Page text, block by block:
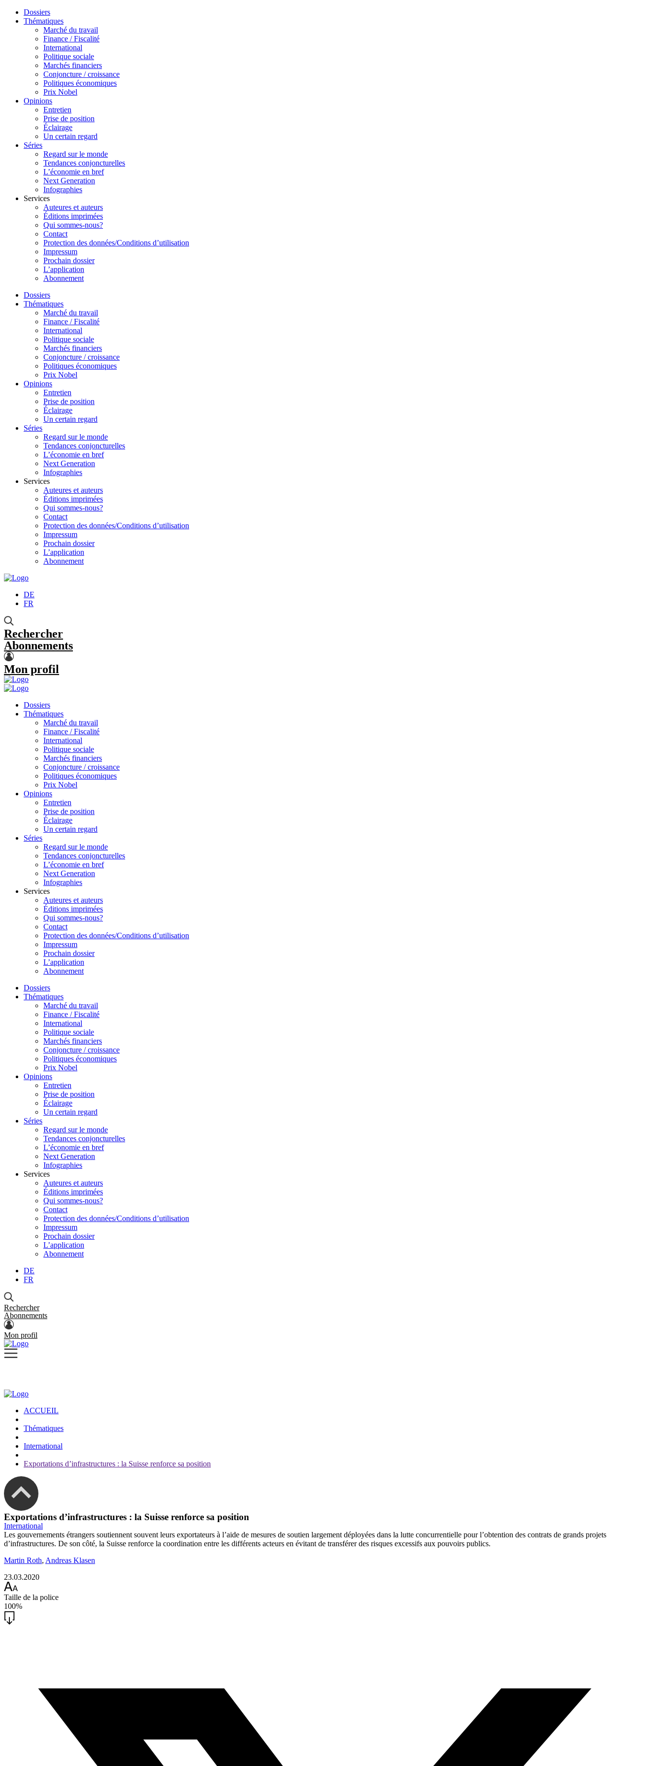
Dossiers
Thématiques
Marché du travail
Finance / Fiscalité
International
Politique sociale
Marchés financiers
Conjoncture / croissance
Politiques économiques
Prix Nobel
Opinions
Entretien
Prise de position
Éclairage
Un certain regard
Séries
Regard sur le monde
Tendances conjoncturelles
L’économie en bref
Next Generation
Infographies
Services
Auteures et auteurs
Éditions imprimées
Qui sommes-nous?
Contact
Protection des données/Conditions d’utilisation
Impressum
Prochain dossier
L’application
Abonnement
Dossiers
Thématiques
Marché du travail
Finance / Fiscalité
International
Politique sociale
Marchés financiers
Conjoncture / croissance
Politiques économiques
Prix Nobel
Opinions
Entretien
Prise de position
Éclairage
Un certain regard
Séries
Regard sur le monde
Tendances conjoncturelles
L’économie en bref
Next Generation
Infographies
Services
Auteures et auteurs
Éditions imprimées
Qui sommes-nous?
Contact
Protection des données/Conditions d’utilisation
Impressum
Prochain dossier
L’application
Abonnement
DE
FR
Rechercher
Abonnements
Mon profil
Dossiers
Thématiques
Marché du travail
Finance / Fiscalité
International
Politique sociale
Marchés financiers
Conjoncture / croissance
Politiques économiques
Prix Nobel
Opinions
Entretien
Prise de position
Éclairage
Un certain regard
Séries
Regard sur le monde
Tendances conjoncturelles
L’économie en bref
Next Generation
Infographies
Services
Auteures et auteurs
Éditions imprimées
Qui sommes-nous?
Contact
Protection des données/Conditions d’utilisation
Impressum
Prochain dossier
L’application
Abonnement
Dossiers
Thématiques
Marché du travail
Finance / Fiscalité
International
Politique sociale
Marchés financiers
Conjoncture / croissance
Politiques économiques
Prix Nobel
Opinions
Entretien
Prise de position
Éclairage
Un certain regard
Séries
Regard sur le monde
Tendances conjoncturelles
L’économie en bref
Next Generation
Infographies
Services
Auteures et auteurs
Éditions imprimées
Qui sommes-nous?
Contact
Protection des données/Conditions d’utilisation
Impressum
Prochain dossier
L’application
Abonnement
DE
FR
Rechercher
Abonnements
Mon profil
ACCUEIL
Thématiques
International
Exportations d’infrastructures : la Suisse renforce sa position
Exportations d’infrastructures : la Suisse renforce sa position
International
Les gouvernements étrangers soutiennent souvent leurs exportateurs à l’aide de mesures de soutien largement déployées dans la lutte concurrentielle pour l’obtention des contrats de grands projets
d’infrastructures. De son côté, la Suisse renforce la coordination entre les différents acteurs en évitant de transférer des risques excessifs aux pouvoirs publics.
Martin Roth, Andreas Klasen
23.03.2020
Taille de la police
100%